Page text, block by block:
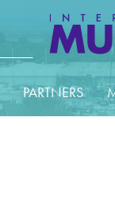
PARTNERS